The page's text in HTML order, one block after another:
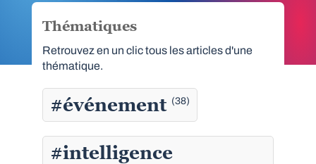
Thématiques
Retrouvez en un clic tous les articles d'une
thématique.
#événement (38)
#intelligence